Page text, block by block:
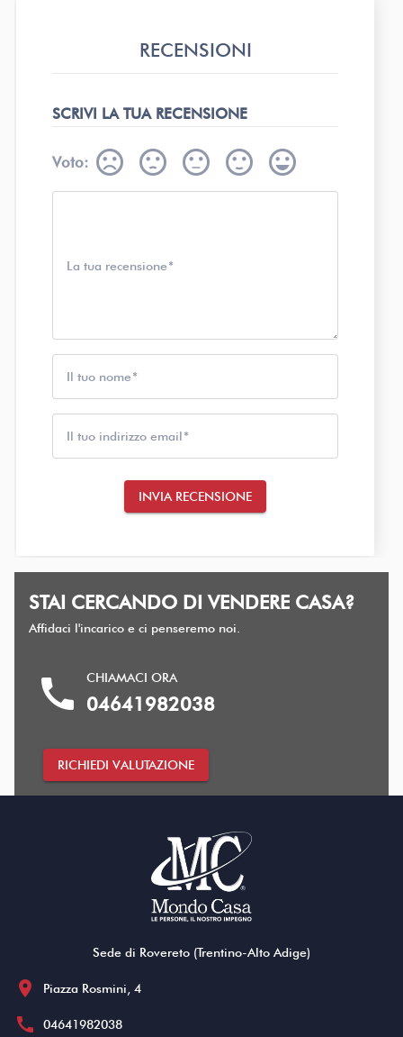
RECENSIONI
SCRIVI LA TUA RECENSIONE
Voto: sentiment_very_dissatisfied sentiment_dissatisfied sentiment_neutral sentiment_satisfied sentiment_very_satisfied
La tua recensione
Il tuo nome
Il tuo indirizzo email
INVIA RECENSIONE
STAI CERCANDO DI VENDERE CASA?
Affidaci l'incarico e ci penseremo noi.
call CHIAMACI ORA
04641982038
RICHIEDI VALUTAZIONE
Sede di Rovereto (Trentino-Alto Adige)
location_on Piazza Rosmini, 4
call 04641982038